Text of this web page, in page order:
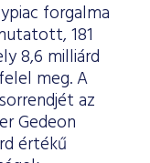
forgalma
181
8,6 milliárd
meg. A
az
Gedeon
értékű